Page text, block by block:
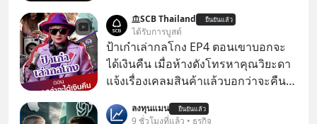
SCB Thailand ยืนยันแล้ว
ได้รับการบูสต์
ป้าเก๋าเล่ากลโกง EP4 ตอนเขาบอกจะ
ได้เงินคืน เมื่อห้างดังโทรหาคุณวิยะดา
แจ้งเรื่องเคลมสินค้าแล้วบอกว่าจะคืน
เรื่องจ้อจี้ หาคำตอบได้ที่ “ป้าเก๋าเล่ากลลงทุนแมน ยืนยันแล้ว
9 ชั่วโมงที่แล้ว • ธุรกิจ